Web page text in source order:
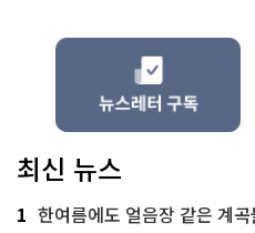
최신 뉴스
1 한여름에도 얼음장 같은 계곡물!